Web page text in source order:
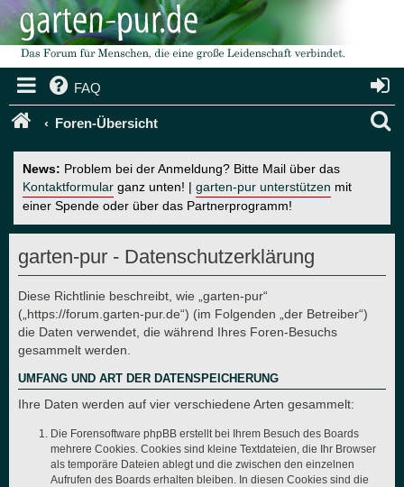
FAQ
Foren-Übersicht
News: Problem bei der Anmeldung? Bitte Mail über das
Kontaktformular ganz unten! | garten-pur unterstützen mit
einer Spende oder über das Partnerprogramm!
garten-pur - Datenschutzerklärung
Diese Richtlinie beschreibt, wie „garten-pur“
(„https://forum.garten-pur.de“) (im Folgenden „der Betreiber“)
die Daten verwendet, die während Ihres Foren-Besuchs
gesammelt werden.
UMFANG UND ART DER DATENSPEICHERUNG
Ihre Daten werden auf vier verschiedene Arten gesammelt:
Die Forensoftware phpBB erstellt bei Ihrem Besuch des Boards
mehrere Cookies. Cookies sind kleine Textdateien, die Ihr Browser
als temporäre Dateien ablegt und die zwischen den einzelnen
Aufrufen des Boards erhalten bleiben. In diesen Cookies sind die